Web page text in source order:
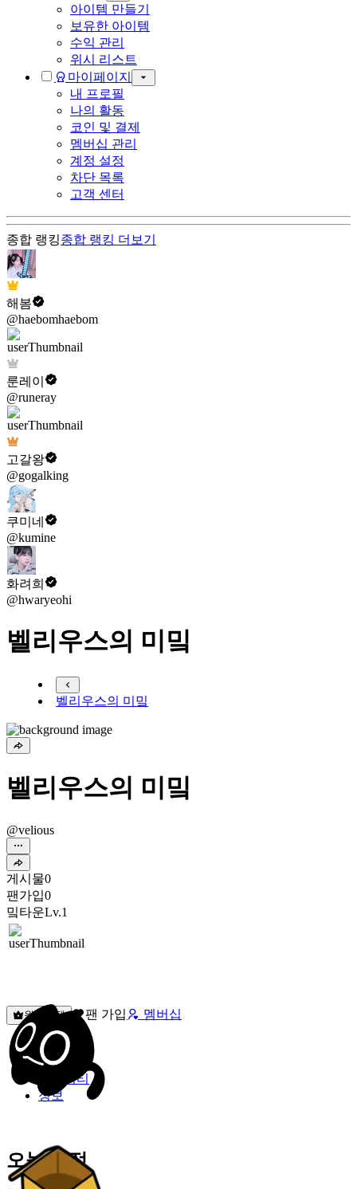
아이템 만들기
보유한 아이템
수익 관리
위시 리스트
마이페이지
내 프로필
나의 활동
코인 및 결제
멤버십 관리
계정 설정
차단 목록
고객 센터
종합 랭킹종합 랭킹 더보기
해봄
@haebomhaebom
룬레이
@runeray
고갈왕
@gogalking
쿠미네
@kumine
화려희
@hwaryeohi
벨리우스의 미밐
벨리우스의 미밐
벨리우스의 미밐
@velious
게시물0
팬가입0
밐타운Lv.1
원픽선택 팬 가입 멤버십
밐타운
피드
커뮤니티
정보
오늘 일정